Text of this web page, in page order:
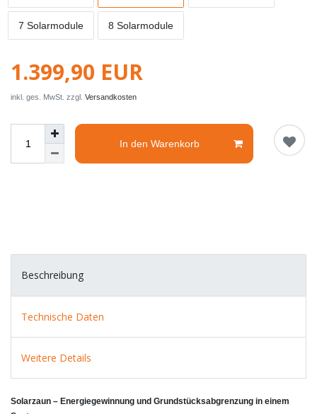
7 Solarmodule 8 Solarmodule
1.399,90 EUR
inkl. ges. MwSt. zzgl. Versandkosten
In den Warenkorb
Beschreibung
Technische Daten
Weitere Details
Solarzaun – Energiegewinnung und Grundstücksabgrenzung in einem